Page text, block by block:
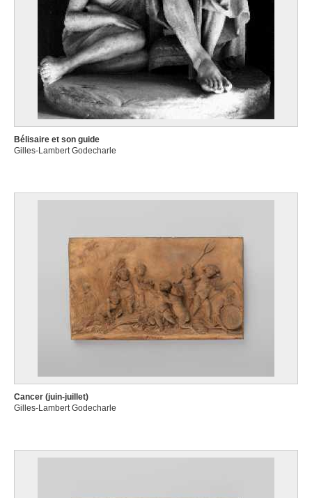
Bélisaire et son guide
Gilles-Lambert Godecharle
Cancer (juin-juillet)
Gilles-Lambert Godecharle